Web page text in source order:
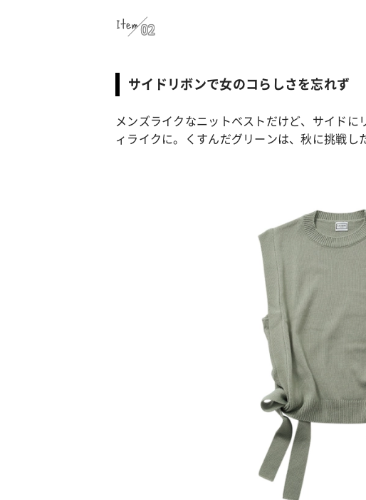
Item 02
サイドリボンで女のコらしさを忘れず
メンズライクなニットベストだけど、サイド
ィライクに。くすんだグリーンは、秋に挑戦